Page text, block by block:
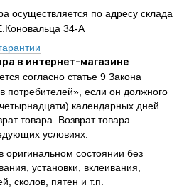
осуществляется по адресу склада
34-А
в интернет-магазине
согласно статье 9 Закона
потребителей», если он должного
календарных дней
товара. Возврат товара
условиях:
оригинальном состоянии без
установки, вклеивания,
сколов, пятен и т.п.